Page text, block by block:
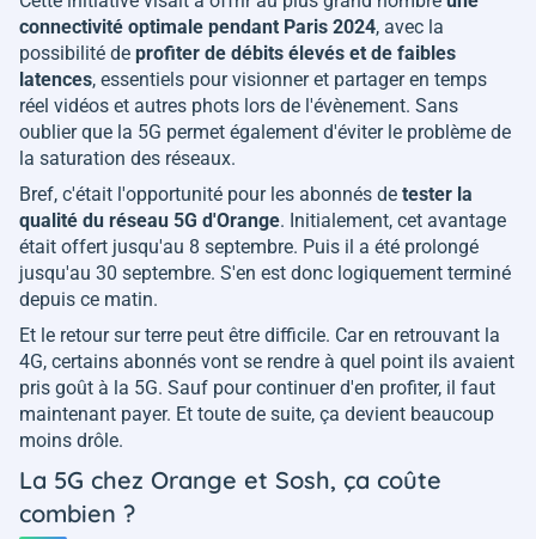
connectivité optimale pendant Paris 2024, avec la
possibilité de profiter de débits élevés et de faibles
latences, essentiels pour visionner et partager en temps
réel vidéos et autres phots lors de l'évènement. Sans
oublier que la 5G permet également d'éviter le problème de
la saturation des réseaux.
Bref, c'était l'opportunité pour les abonnés de tester la
qualité du réseau 5G d'Orange. Initialement, cet avantage
était offert jusqu'au 8 septembre. Puis il a été prolongé
jusqu'au 30 septembre. S'en est donc logiquement terminé
depuis ce matin.
Et le retour sur terre peut être difficile. Car en retrouvant la
4G, certains abonnés vont se rendre à quel point ils avaient
pris goût à la 5G. Sauf pour continuer d'en profiter, il faut
maintenant payer. Et toute de suite, ça devient beaucoup
moins drôle.
La 5G chez Orange et Sosh, ça coûte
combien ?